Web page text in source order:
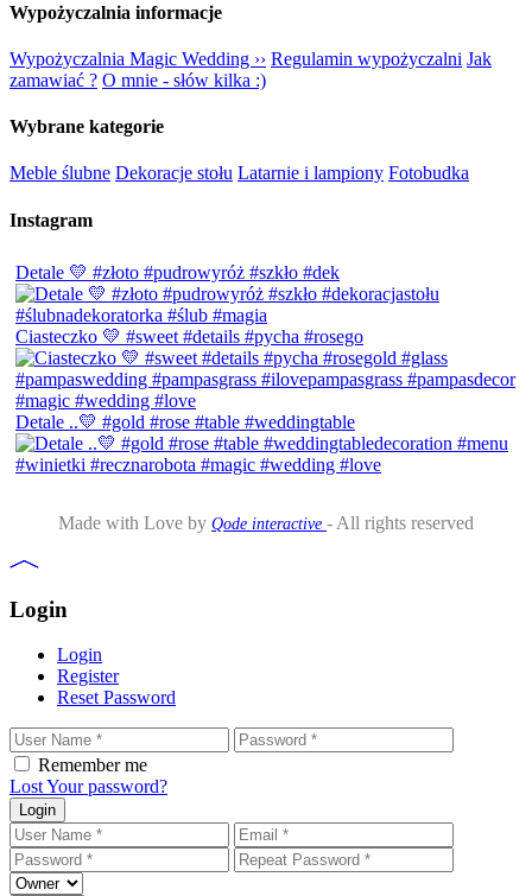
Wypożyczalnia informacje
Wypożyczalnia Magic Wedding ›› Regulamin wypożyczalni Jak
zamawiać ? O mnie - słów kilka :)
Wybrane kategorie
Meble ślubne Dekoracje stołu Latarnie i lampiony Fotobudka
Instagram
Detale 💛 #złoto #pudrowyróż #szkło #dek
Ciasteczko 💛 #sweet #details #pycha #rosego
Detale ..💛 #gold #rose #table #weddingtable
Made with Love by Qode interactive - All rights reserved
Login
Login
Register
Reset Password
Remember me
Lost Your password?
Login